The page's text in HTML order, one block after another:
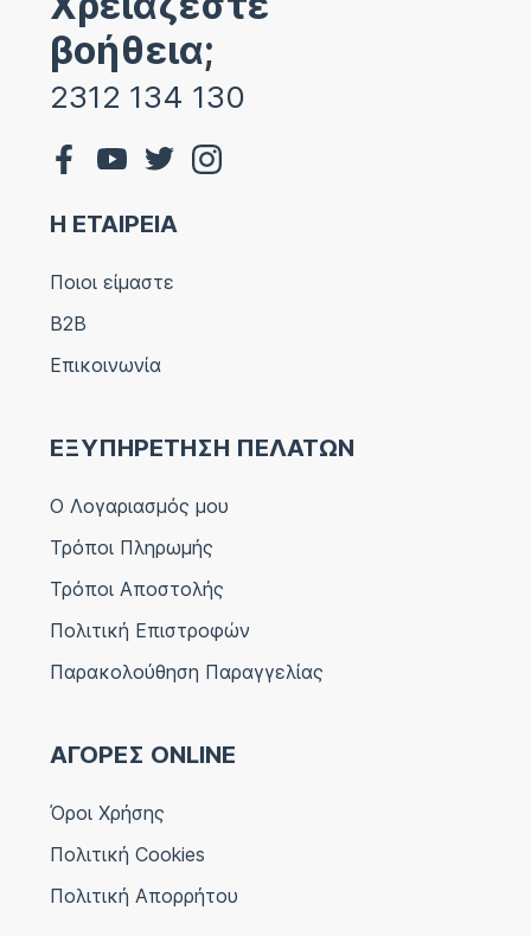
βοήθεια;
2312 134 130
Η ΕΤΑΙΡΕΙΑ
Ποιοι είμαστε
B2B
Επικοινωνία
ΕΞΥΠΗΡΕΤΗΣΗ ΠΕΛΑΤΩΝ
Ο Λογαριασμός μου
Τρόποι Πληρωμής
Τρόποι Αποστολής
Πολιτική Επιστροφών
Παρακολούθηση Παραγγελίας
ΑΓΟΡΕΣ ONLINE
Όροι Χρήσης
Πολιτική Cookies
Πολιτική Απορρήτου